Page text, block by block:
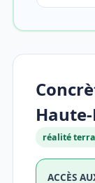
réalité
ACCÈS